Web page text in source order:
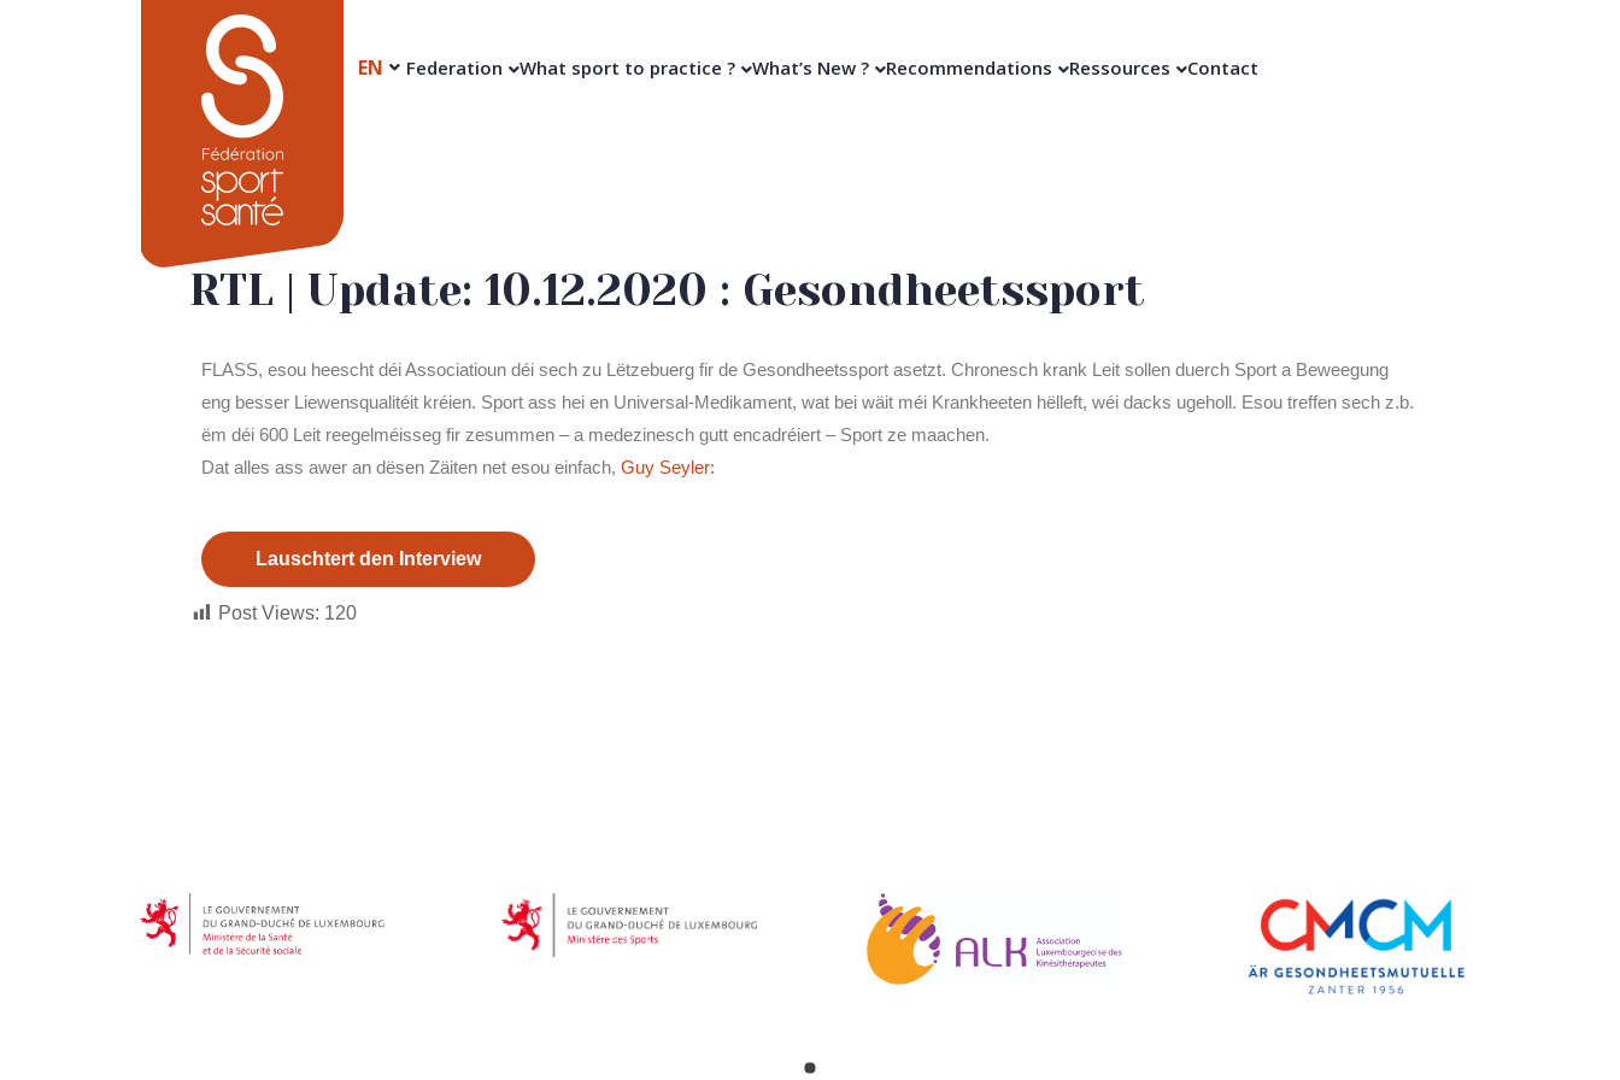
EN Federation What sport to practice ? What’s New ? Recommendations Ressources Contact
RTL | Update: 10.12.2020 : Gesondheetssport
FLASS, esou heescht déi Associatioun déi sech zu Lëtzebuerg fir de Gesondheetssport asetzt. Chronesch krank Leit sollen duerch Sport a Beweegung
eng besser Liewensqualitéit kréien. Sport ass hei en Universal-Medikament, wat bei wäit méi Krankheeten hëlleft, wéi dacks ugeholl. Esou treffen sech z.b.
ëm déi 600 Leit reegelméisseg fir zesummen – a medezinesch gutt encadréiert – Sport ze maachen.
Dat alles ass awer an dësen Zäiten net esou einfach, Guy Seyler:
Lauschtert den Interview
Post Views: 120